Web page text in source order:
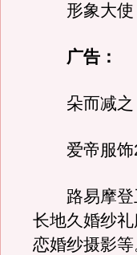
形象大使
广告：
朵而减之
爱帝服饰
路易摩登
长地久婚纱
恋婚纱摄影等